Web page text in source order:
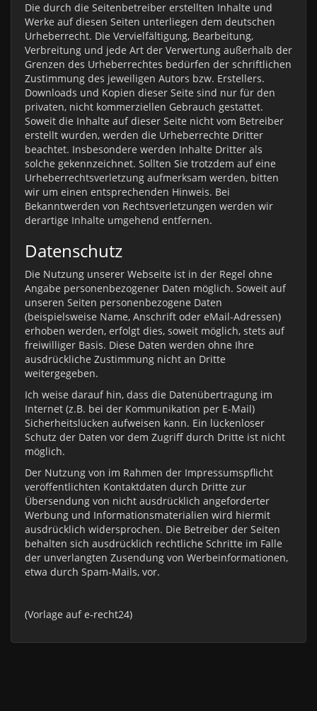
Die durch die Seitenbetreiber erstellten Inhalte und
Werke auf diesen Seiten unterliegen dem deutschen
Urheberrecht. Die Vervielfältigung, Bearbeitung,
Verbreitung und jede Art der Verwertung außerhalb der
Grenzen des Urheberrechtes bedürfen der schriftlichen
Zustimmung des jeweiligen Autors bzw. Erstellers.
Downloads und Kopien dieser Seite sind nur für den
privaten, nicht kommerziellen Gebrauch gestattet.
Soweit die Inhalte auf dieser Seite nicht vom Betreiber
erstellt wurden, werden die Urheberrechte Dritter
beachtet. Insbesondere werden Inhalte Dritter als
solche gekennzeichnet. Sollten Sie trotzdem auf eine
Urheberrechtsverletzung aufmerksam werden, bitten
wir um einen entsprechenden Hinweis. Bei
Bekanntwerden von Rechtsverletzungen werden wir
derartige Inhalte umgehend entfernen.
Datenschutz
Die Nutzung unserer Webseite ist in der Regel ohne
Angabe personenbezogener Daten möglich. Soweit auf
unseren Seiten personenbezogene Daten
(beispielsweise Name, Anschrift oder eMail-Adressen)
erhoben werden, erfolgt dies, soweit möglich, stets auf
freiwilliger Basis. Diese Daten werden ohne Ihre
ausdrückliche Zustimmung nicht an Dritte
weitergegeben.
Ich weise darauf hin, dass die Datenübertragung im
Internet (z.B. bei der Kommunikation per E-Mail)
Sicherheitslücken aufweisen kann. Ein lückenloser
Schutz der Daten vor dem Zugriff durch Dritte ist nicht
möglich.
Der Nutzung von im Rahmen der Impressumspflicht
veröffentlichten Kontaktdaten durch Dritte zur
Übersendung von nicht ausdrücklich angeforderter
Werbung und Informationsmaterialien wird hiermit
ausdrücklich widersprochen. Die Betreiber der Seiten
behalten sich ausdrücklich rechtliche Schritte im Falle
der unverlangten Zusendung von Werbeinformationen,
etwa durch Spam-Mails, vor.
(Vorlage auf e-recht24)